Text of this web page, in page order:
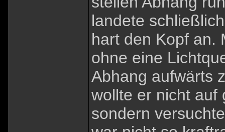
landete
hart den Kopf an.
ohne eine
Abhang aufwärts
wollte er nicht auf
sondern